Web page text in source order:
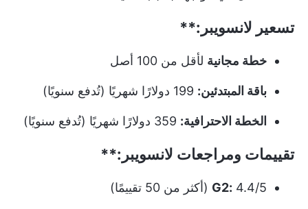
تسعير لانسويبر:**
خطة مجانية لأقل من 100 أصل
باقة المبتدئين:
الخطة الاحترافية:
تقييمات ومراجعات لانسويبر:**
G2: 4.4/5 (أكثر من 50 تقييمًا)